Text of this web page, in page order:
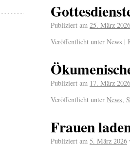
Publiziert am 25. März 2026
Veröffentlicht unter News |
Publiziert am 17. März 2026
Veröffentlicht unter News,
Frauen
Publiziert am 5. März 2026